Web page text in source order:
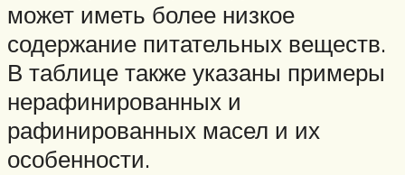
может иметь более низкое
содержание питательных веществ.
В таблице также указаны примеры
нерафинированных и
рафинированных масел и их
особенности.